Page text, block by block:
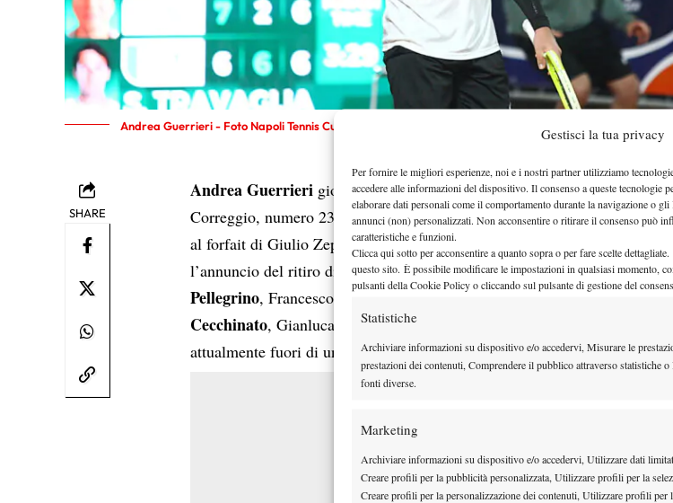
Gestisci la tua privacy
Per fornire le migliori esperienze, noi e i nostri partner utilizziamo
accedere alle informazioni del dispositivo. Il consenso a queste tecnologie
elaborare dati personali come il comportamento durante la navigazione o
annunci (non) personalizzati. Non acconsentire o ritirare il consenso può
caratteristiche e funzioni.
Clicca qui sotto per acconsentire a quanto sopra o per fare scelte
questo sito. È possibile modificare le impostazioni in qualsiasi momento,
pulsanti della Cookie Policy o cliccando sul pulsante di gestione del
Statistiche
Archiviare informazioni su dispositivo e/o accedervi, Misurare le
prestazioni dei contenuti, Comprendere il pubblico attraverso statistiche
fonti diverse.
Marketing
Archiviare informazioni su dispositivo e/o accedervi, Utilizzare dati
Creare profili per la pubblicità personalizzata, Utilizzare profili per la
Creare profili per la personalizzazione dei contenuti, Utilizzare profili per
Andrea Guerrieri - Foto Napoli Tennis Cup
SHARE
Andrea Guerrieri giocherà le qualificazioni diWimbledon 2026. Il
Correggio, numero 230 del mondo, accede al tabellone delle
al forfait di Giulio Zeppieri e all’uscita di Alex Molcan, entrato in main
l’annuncio del ritiro di Valentin Vacherot. Il tennista azzurro si aggiunge
Pellegrino, Francesco Maestrelli , Stefano Travaglia, Luca Nardi
Cecchinato, Gianluca Cadenasso, Lorenzo
attualmente fuori di un posto dal tabellone principale.